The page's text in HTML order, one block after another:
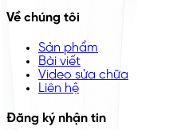
Về chúng tôi
Sản phẩm
Bài viết
Video sửa chữa
Liên hệ
Đăng ký nhận tin